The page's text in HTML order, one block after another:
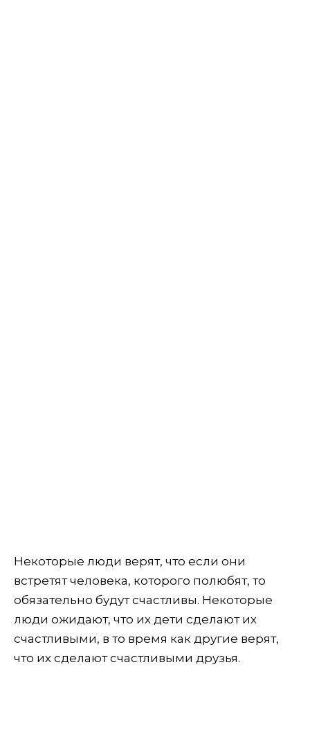
Некоторые люди верят, что если они
встретят человека, которого полюбят, то
обязательно будут счастливы. Некоторые
люди ожидают, что их дети сделают их
счастливыми, в то время как другие верят,
что их сделают счастливыми друзья.